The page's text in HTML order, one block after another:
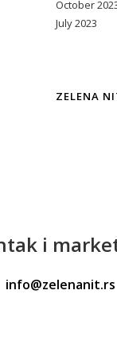
October
July 2023
ZELENA
i
info@zelenanit.rs